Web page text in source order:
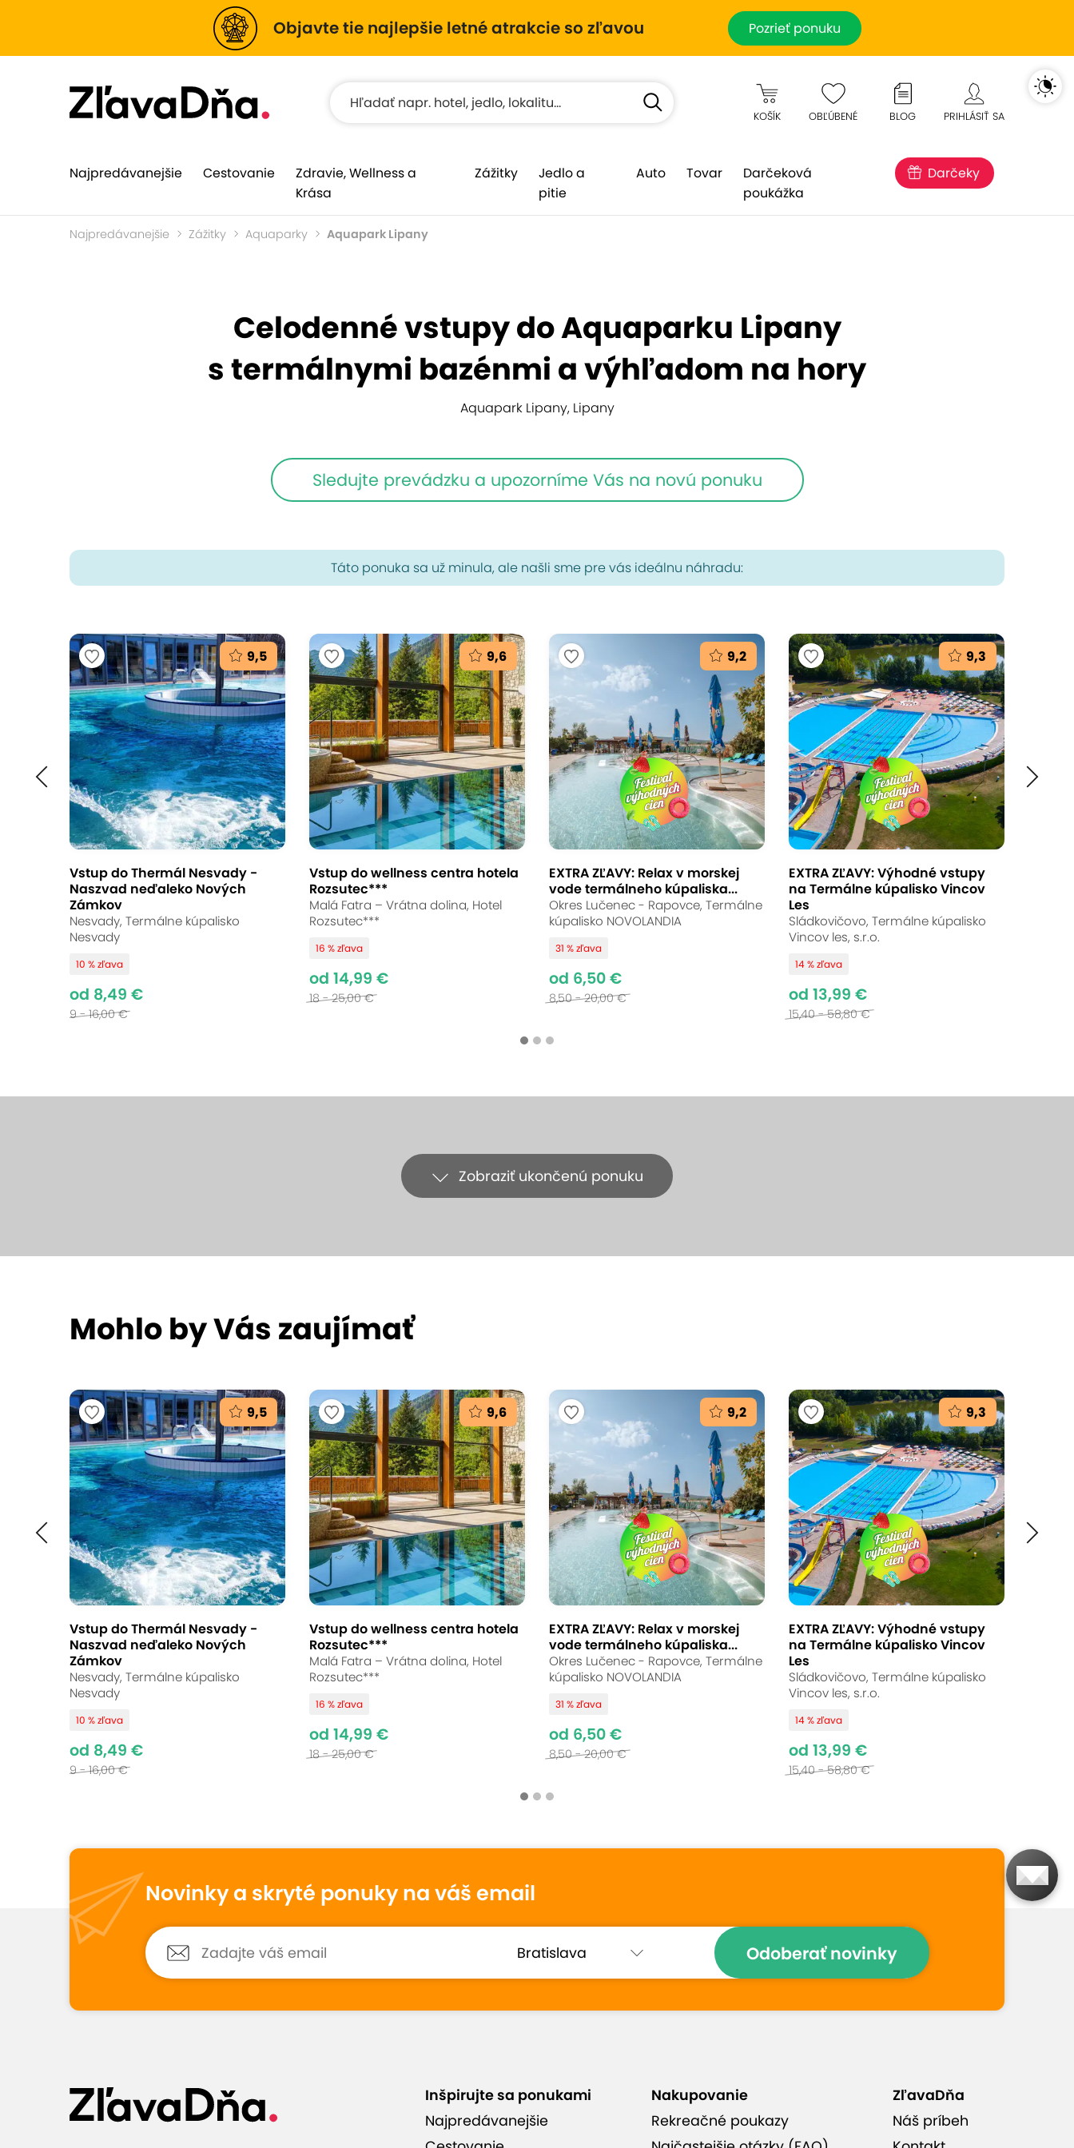
Objavte tie najlepšie letné atrakcie so zľavou Pozrieť ponuku
KOŠÍK OBĽÚBENÉ BLOG PRIHLÁSIŤ SA
Najpredávanejšie Cestovanie
Zdravie, Wellness a
Krása
Zážitky
Jedlo a
pitie
Auto Tovar
Darčeková
poukážka
Darčeky
Najpredávanejšie Zážitky Aquaparky Aquapark Lipany
Celodenné vstupy do Aquaparku Lipany
s termálnymi bazénmi a výhľadom na hory
Aquapark Lipany, Lipany
Sledujte prevádzku a upozorníme Vás na novú ponuku
Táto ponuka sa už minula, ale našli sme pre vás ideálnu náhradu:
9,5
Vstup do Thermál Nesvady -
Naszvad neďaleko Nových
Zámkov
Nesvady, Termálne kúpalisko
Nesvady
10 % zľava
od 8,49 €
9 - 16,00 €
9,6
Vstup do wellness centra hotela
Rozsutec***
Malá Fatra – Vrátna dolina, Hotel
Rozsutec***
16 % zľava
od 14,99 €
18 - 25,00 €
9,2
EXTRA ZĽAVY: Relax v morskej
vode termálneho kúpaliska...
Okres Lučenec - Rapovce, Termálne
kúpalisko NOVOLANDIA
31 % zľava
od 6,50 €
8,50 - 20,00 €
9,3
EXTRA ZĽAVY: Výhodné vstupy
na Termálne kúpalisko Vincov
Les
Sládkovičovo, Termálne kúpalisko
Vincov les, s.r.o.
14 % zľava
od 13,99 €
15,40 - 58,80 €
Zobraziť ukončenú ponuku
Celodenné vstupy do Aquaparku Lipany
s termálnymi bazénmi a výhľadom
na hory
Aquapark Lipany, Lipany(mapa)
9Vynikajúce hodnotenie
Ukončené
od 14,99 €
Až 20 % zľava Bežná cena: 18,50 - 24,00 €
Objavte čaro zimy v Aquaparku Lipany! Vychutnajte si termálne vnútorné bazény s teplotou vody až do 38°C, ideálne na
oddych počas chladných dní. Deti sa zabavia v bezpečných detských bazénoch, zatiaľ čo vy si užijete relaxačné vírivky.
Rodiny určite ocenia aj výhodné vstupné pre deti do 15 rokov a komfortné zázemie​ s bistrom a kolibou.
9,0
10
15. júla 2026
Hodnotené:Celodenný vstup do...
21. marca 2026
Hodnotené:Celodenný vstup do...
Zobraziť hodnotenia (271)
ponuku
nachádza v horách
až 1 811 m²
vnútorné tobogany,
Mohlo by Vás zaujímať
9,5
Vstup do Thermál Nesvady -
Naszvad neďaleko Nových
Zámkov
Nesvady, Termálne kúpalisko
Nesvady
10 % zľava
od 8,49 €
9 - 16,00 €
9,6
Vstup do wellness centra hotela
Rozsutec***
Malá Fatra – Vrátna dolina, Hotel
Rozsutec***
16 % zľava
od 14,99 €
18 - 25,00 €
9,2
EXTRA ZĽAVY: Relax v morskej
vode termálneho kúpaliska...
Okres Lučenec - Rapovce, Termálne
kúpalisko NOVOLANDIA
31 % zľava
od 6,50 €
8,50 - 20,00 €
9,3
EXTRA ZĽAVY: Výhodné vstupy
na Termálne kúpalisko Vincov
Les
Sládkovičovo, Termálne kúpalisko
Vincov les, s.r.o.
14 % zľava
od 13,99 €
15,40 - 58,80 €
Novinky a skryté ponuky na váš email
Odoberať novinky
Inšpirujte sa ponukami
Najpredávanejšie
Nakupovanie
Rekreačné poukazy
ZľavaDňa
Náš príbeh